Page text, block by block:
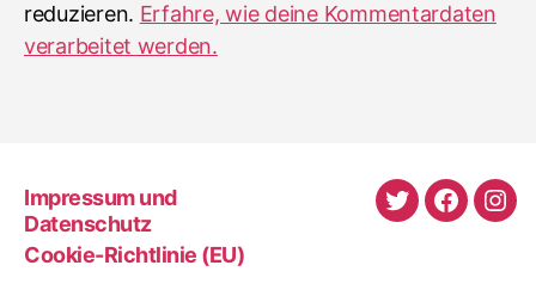
reduzieren. Erfahre, wie deine Kommentardaten
verarbeitet werden.
Impressum und
Datenschutz
Cookie-Richtlinie (EU)
Twitter